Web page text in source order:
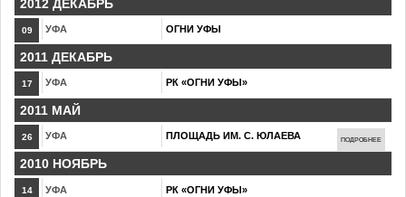
2012 ДЕКАБРЬ
09 УФА ОГНИ УФЫ
2011 ДЕКАБРЬ
17 УФА РК «ОГНИ УФЫ»
2011 МАЙ
26 УФА ПЛОЩАДЬ ИМ. С. ЮЛАЕВА ПОДРОБНЕЕ
2010 НОЯБРЬ
14 УФА РК «ОГНИ УФЫ»